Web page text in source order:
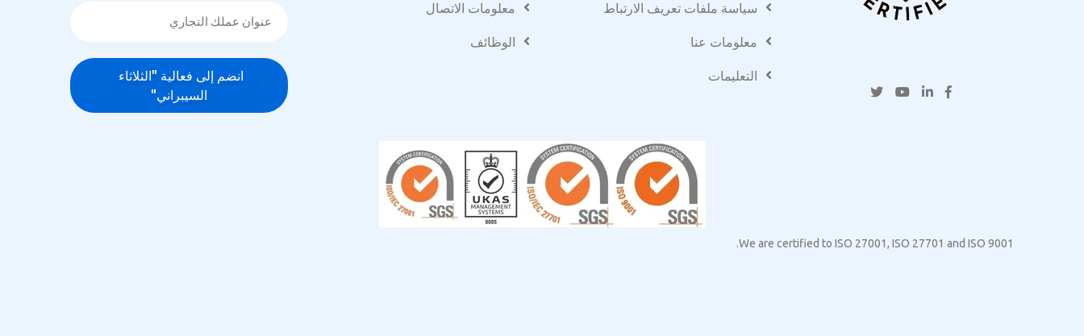
سياسة ملفات تعريف الارتباط
معلومات عنا
التعليمات
معلومات الاتصال
الوظائف
We are certified to ISO 27001, ISO 27701 and ISO 9001.